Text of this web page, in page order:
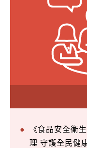
《食品安全衛
理 守護全民健